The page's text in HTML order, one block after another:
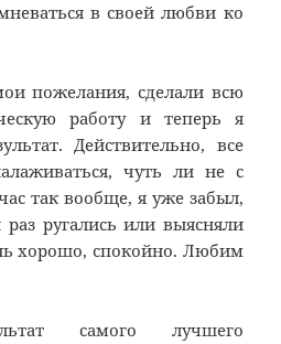
в своей любви ко
пожелания, сделали всю
работу и теперь я
Действительно, все
чуть ли не с
так вообще, я уже забыл,
ругались или выясняли
хорошо, спокойно. Любим
самого лучшего